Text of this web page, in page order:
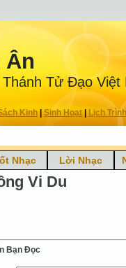
Ân
Tử Ðạo Việt
Kinh|Sinh Hoạt| Lịch Trình
Nhạc Lời Nhạc
Vi Du
Bạn Ðọc